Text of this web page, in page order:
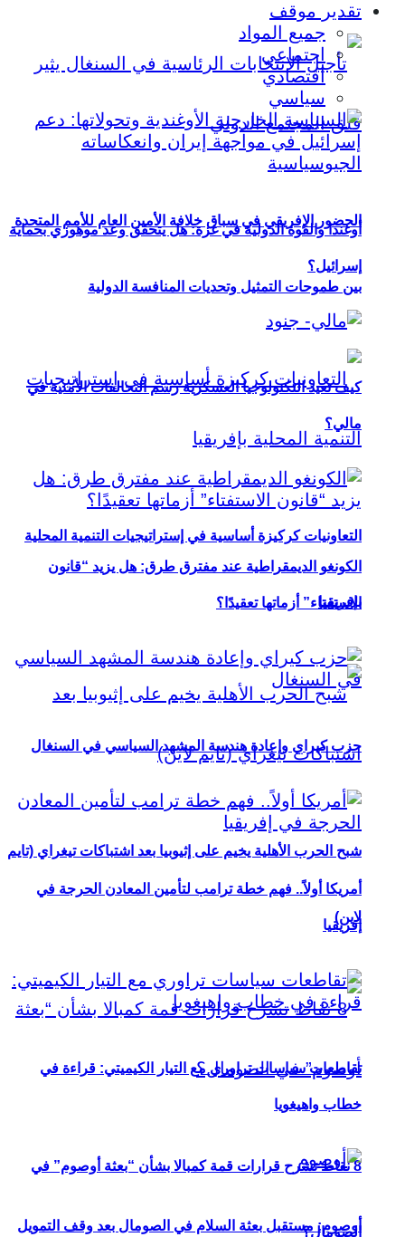
الحضور الإفريقي في سباق خلافة الأمين العام للأمم المتحدة
بين طموحات التمثيل وتحديات المنافسة الدولية
التعاونيات كركيزة أساسية في إستراتيجيات التنمية المحلية
بإفريقيا
شبح الحرب الأهلية يخيم على إثيوبيا بعد اشتباكات تيغراي (تايم
لاين)
8 نقاط تشرح قرارات قمة كمبالا بشأن “بعثة أوصوم” في
الصومال؟
تقدير موقف
جميع المواد
اجتماعي
اقتصادي
سياسي
أوغندا والقوة الدولية في غزة: هل يتحقق وعد موهوزي بحماية
إسرائيل؟
كيف تعيد التكنولوجيا العسكرية رسم التحالفات الأمنية في
مالي؟
الكونغو الديمقراطية عند مفترق طرق: هل يزيد “قانون
الاستفتاء” أزماتها تعقيدًا؟
حزب كيراي وإعادة هندسة المشهد السياسي في السنغال
أمريكا أولاً.. فهم خطة ترامب لتأمين المعادن الحرجة في
إفريقيا
تقاطعات سياسات تراوري مع التيار الكيميتي: قراءة في
خطاب واهيغويا
أوصوم: مستقبل بعثة السلام في الصومال بعد وقف التمويل